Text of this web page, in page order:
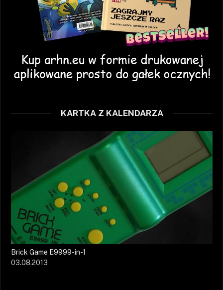
KARTKA Z KALENDARZA
Brick Game E9999-in-1
03.08.2013